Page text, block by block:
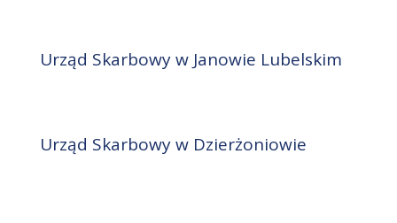
Urząd Skarbowy w Janowie Lubelskim
Urząd Skarbowy w Dzierżoniowie